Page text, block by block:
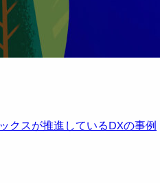
クスが推進しているDXの事例